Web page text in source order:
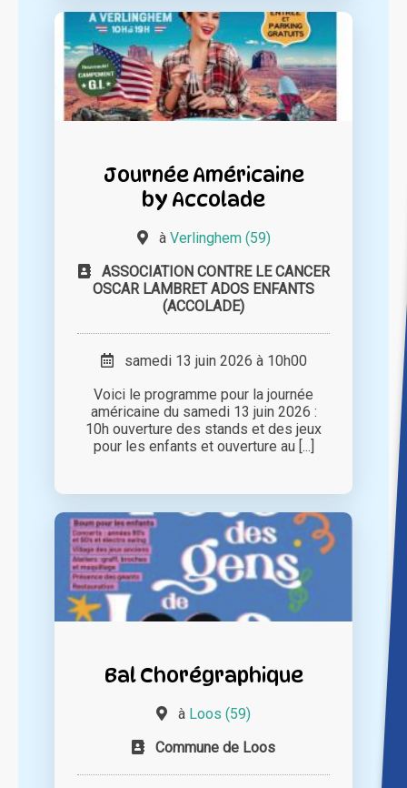
Journée Américaine
by Accolade
à Verlinghem (59)
ASSOCIATION CONTRE LE CANCER
OSCAR LAMBRET ADOS ENFANTS
(ACCOLADE)
samedi 13 juin 2026 à 10h00
Voici le programme pour la journée
américaine du samedi 13 juin 2026 :
10h ouverture des stands et des jeux
pour les enfants et ouverture au [...]
Bal Chorégraphique
à Loos (59)
Commune de Loos